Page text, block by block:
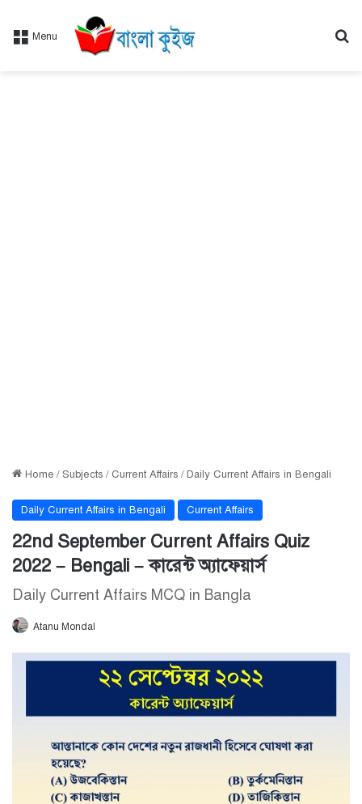
Menu
Home / Subjects / Current Affairs /Daily Current Affairs in Bengali
Daily Current Affairs in Bengali Current Affairs
22nd September Current Affairs Quiz
2022 – Bengali – কারেন্ট অ্যাফেয়ার্স
Daily Current Affairs MCQ in Bangla
Atanu Mondal